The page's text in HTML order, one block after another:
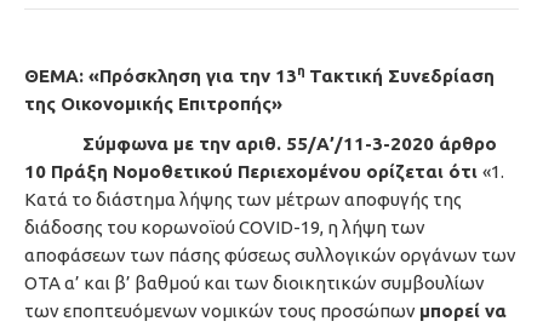
ΘΕΜΑ: «Πρόσκληση για την 13η Τακτική Συνεδρίαση
της Οικονομικής Επιτροπής»
Σύμφωνα με την αριθ. 55/Α’/11-3-2020 άρθρο
10 Πράξη Νομοθετικού Περιεχομένου ορίζεται ότι «1.
Κατά το διάστημα λήψης των μέτρων αποφυγής της
διάδοσης του κορωνοϊού COVID-19, η λήψη των
αποφάσεων των πάσης φύσεως συλλογικών οργάνων των
ΟΤΑ α’ και β’ βαθμού και των διοικητικών συμβουλίων
των εποπτευόμενων νομικών τους προσώπων μπορεί να